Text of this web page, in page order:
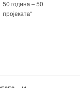
50 година – 50
пројеката“